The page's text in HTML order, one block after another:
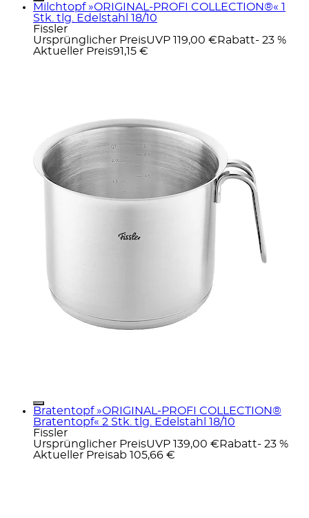
Milchtopf »ORIGINAL-PROFI COLLECTION®« 1
Stk. tlg. Edelstahl 18/10
Fissler
Ursprünglicher PreisUVP 119,00 € Rabatt- 23 %
Aktueller Preis91,15 €
Bratentopf »ORIGINAL-PROFI COLLECTION®
Bratentopf« 2 Stk. tlg. Edelstahl 18/10
Fissler
Ursprünglicher PreisUVP 139,00 € Rabatt- 23 %
Aktueller Preisab 105,66 €